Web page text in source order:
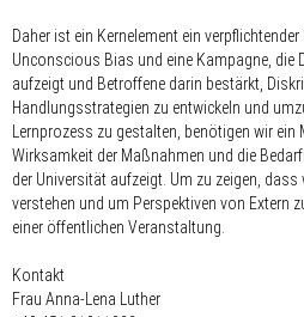
Daher ist ein Kernelement ein
Unconscious Bias und eine Kampagne, die
aufzeigt und Betroffene darin bestärkt,
Handlungsstrategien zu entwickeln und
Lernprozess zu gestalten, benötigen wir
Wirksamkeit der Maßnahmen und die
der Universität aufzeigt. Um zu zeigen,
verstehen und um Perspektiven von Extern
einer öffentlichen Veranstaltung.
Kontakt
Frau Anna-Lena Luther